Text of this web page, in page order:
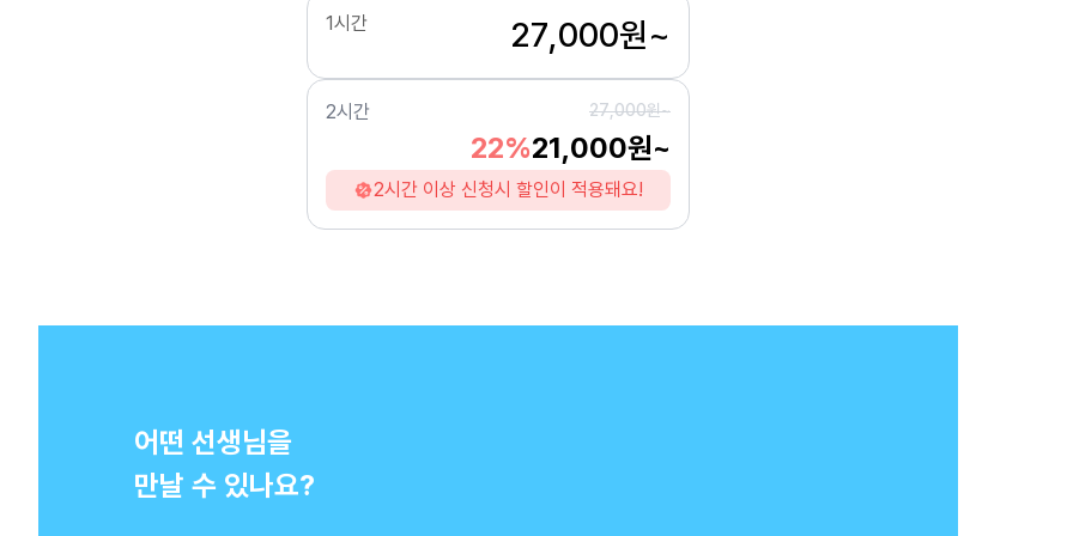
1시간 27,000원~
2시간 27,000원~
22%21,000원~
2시간 이상 신청시 할인이 적용돼요!
어떤 선생님을
만날 수 있나요?